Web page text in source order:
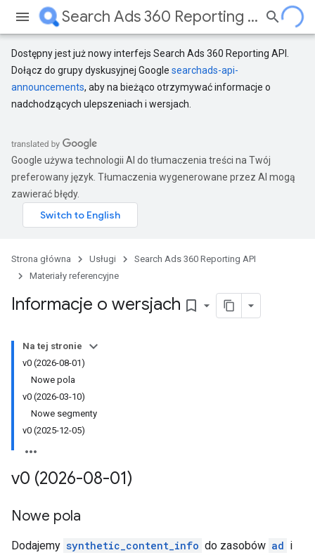
Search Ads 360 Reporting API
Dostępny jest już nowy interfejs Search Ads 360 Reporting API.
Dołącz do grupy dyskusyjnej Google searchads-api-
announcements, aby na bieżąco otrzymywać informacje o
nadchodzących ulepszeniach i wersjach.
Google używa technologii AI do tłumaczenia treści na Twój
preferowany język. Tłumaczenia wygenerowane przez AI mogą
zawierać błędy.
Strona główna Usługi
Search Ads 360 Reporting API
Materiały referencyjne
Informacje o wersjach bookmark_border
Na tej stronie
v0 (2026-08-01)
Nowe pola
v0 (2026-03-10)
Nowe segmenty
v0 (2025-12-05)
v0 (2026-08-01)
Nowe pola
Dodajemy synthetic_content_info do zasobów ad i